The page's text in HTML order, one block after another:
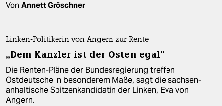
Von Annett Gröschner
Linken-Politikerin von Angern zur Rente
„Dem Kanzler ist der Osten egal“
Die Renten-Pläne der Bundesregierung treffen
Ostdeutsche in besonderem Maße, sagt die sachsen-
anhaltische Spitzenkandidatin der Linken, Eva von
Angern.